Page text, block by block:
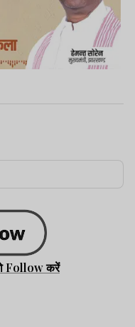
Follow करें